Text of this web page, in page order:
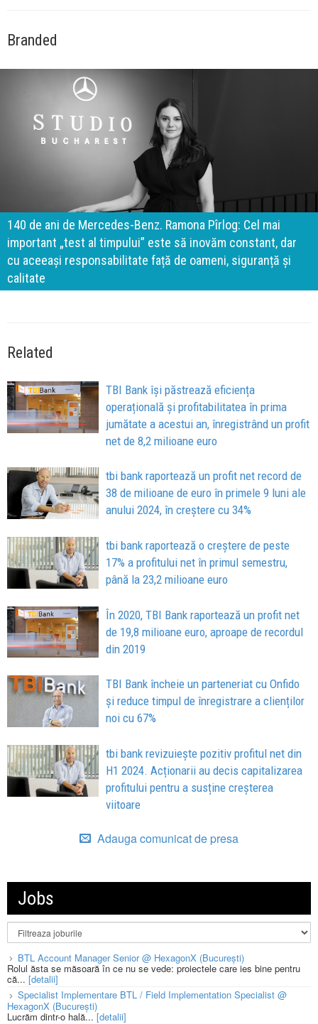
Branded
140 de ani de Mercedes-Benz. Ramona Pîrlog: Cel mai
important „test al timpului” este să inovăm constant, dar
cu aceeași responsabilitate față de oameni, siguranță și
calitate
Related
TBI Bank își păstrează eficiența
operațională și profitabilitatea în prima
jumătate a acestui an, înregistrând un profit
net de 8,2 milioane euro
tbi bank raportează un profit net record de
38 de milioane de euro în primele 9 luni ale
anului 2024, în creștere cu 34%
tbi bank raportează o creștere de peste
17% a profitului net în primul semestru,
până la 23,2 milioane euro
În 2020, TBI Bank raportează un profit net
de 19,8 milioane euro, aproape de recordul
din 2019
TBI Bank încheie un parteneriat cu Onfido
și reduce timpul de înregistrare a clienților
noi cu 67%
tbi bank revizuiește pozitiv profitul net din
H1 2024. Acționarii au decis capitalizarea
profitului pentru a susține creșterea
viitoare
Adauga comunicat de presa
Jobs
BTL Account Manager Senior @ HexagonX (București)
Rolul ăsta se măsoară în ce nu se vede: proiectele care ies bine pentru
că... [detalii]
Specialist Implementare BTL / Field Implementation Specialist @
HexagonX (București)
Lucrăm dintr-o hală...[detalii]